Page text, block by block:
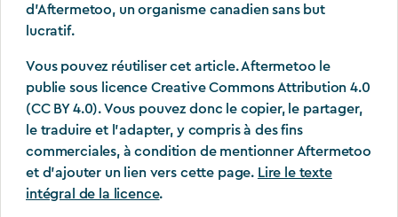
d'Aftermetoo, un organisme canadien sans but
lucratif.
Vous pouvez réutiliser cet article. Aftermetoo le
publie sous licence Creative Commons Attribution 4.0
(CC BY 4.0). Vous pouvez donc le copier, le partager,
le traduire et l'adapter, y compris à des fins
commerciales, à condition de mentionner Aftermetoo
et d'ajouter un lien vers cette page. Lire le texte
intégral de la licence.